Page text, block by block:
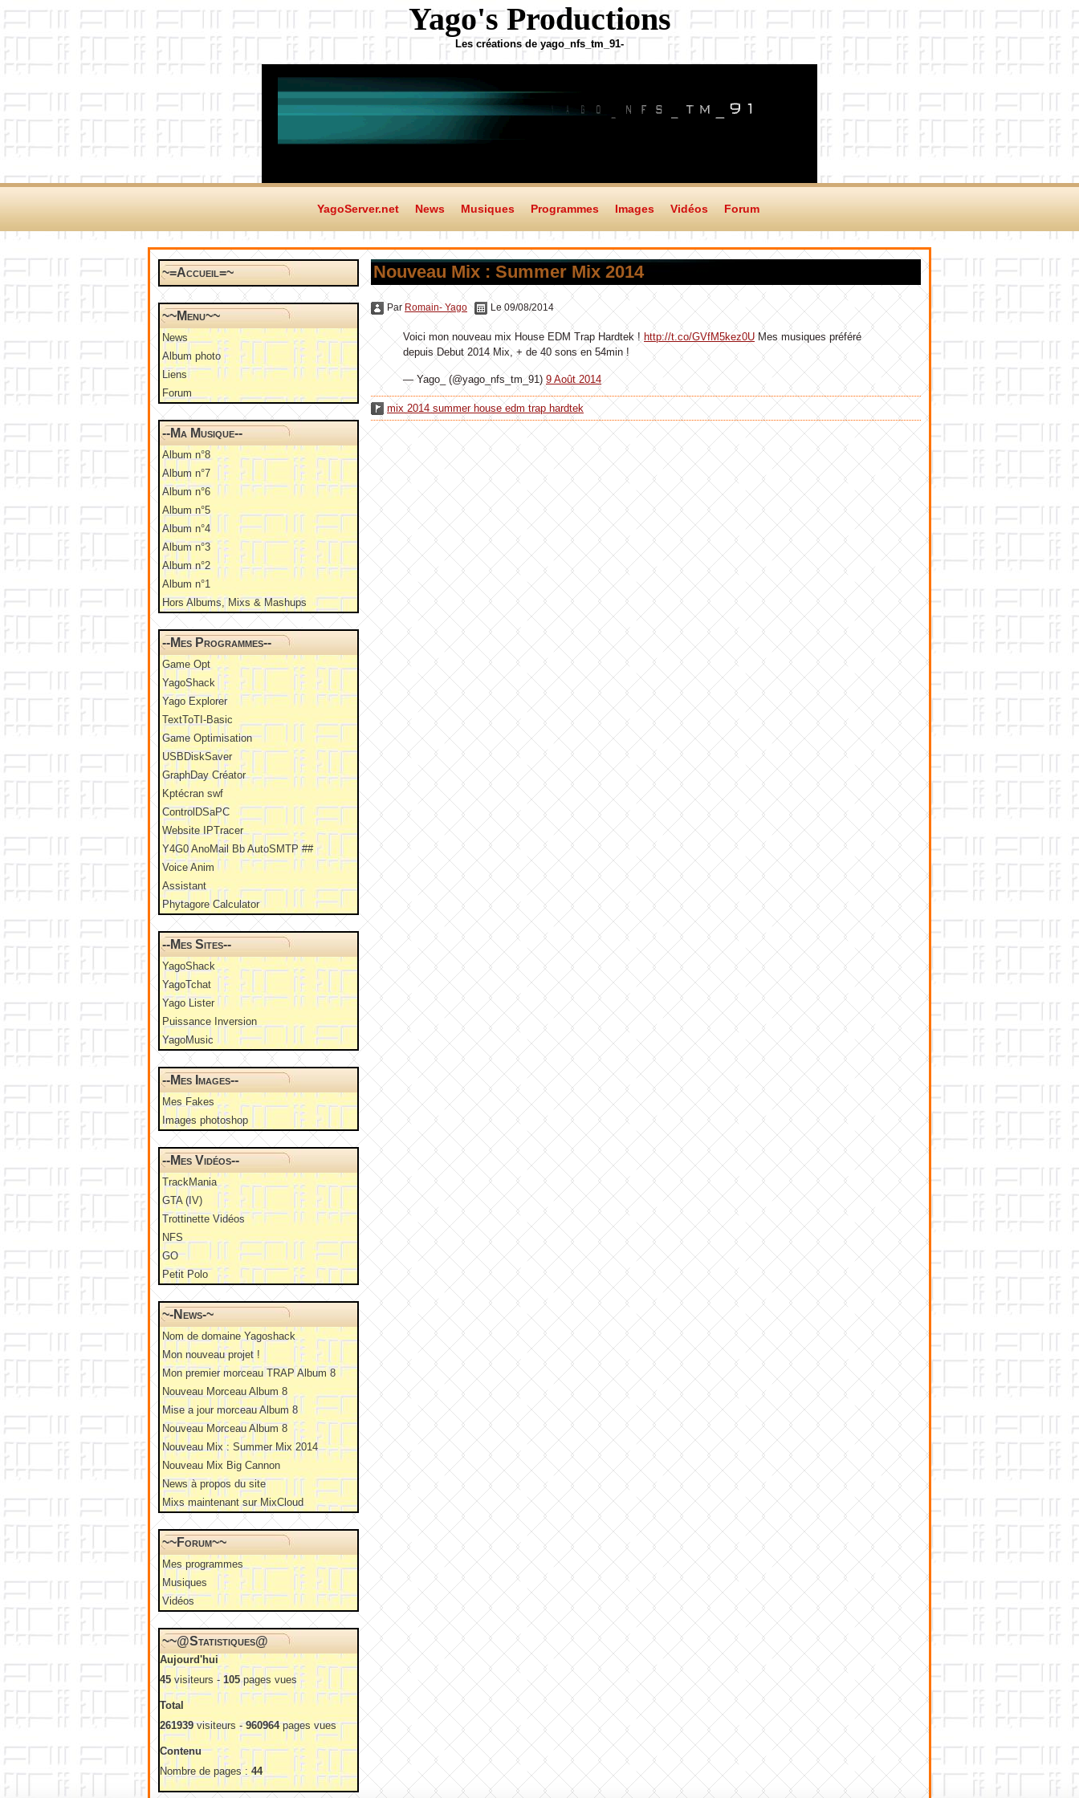
Yago's Productions
Les créations de yago_nfs_tm_91-
YagoServer.net News Musiques Programmes Images Vidéos Forum
~=Accueil=~
~~Menu~~
News
Album photo
Liens
Forum
--Ma Musique--
Album n°8
Album n°7
Album n°6
Album n°5
Album n°4
Album n°3
Album n°2
Album n°1
Hors Albums, Mixs & Mashups
--Mes Programmes--
Game Opt
YagoShack
Yago Explorer
TextToTI-Basic
Game Optimisation
USBDiskSaver
GraphDay Créator
Kptécran swf
ControlDSaPC
Website IPTracer
Y4G0 AnoMail Bb AutoSMTP ##
Voice Anim
Assistant
Phytagore Calculator
--Mes Sites--
YagoShack
YagoTchat
Yago Lister
Puissance Inversion
YagoMusic
--Mes Images--
Mes Fakes
Images photoshop
--Mes Vidéos--
TrackMania
GTA (IV)
Trottinette Vidéos
NFS
GO
Petit Polo
~-News-~
Nom de domaine Yagoshack
Mon nouveau projet !
Mon premier morceau TRAP Album 8
Nouveau Morceau Album 8
Mise a jour morceau Album 8
Nouveau Morceau Album 8
Nouveau Mix : Summer Mix 2014
Nouveau Mix Big Cannon
News à propos du site
Mixs maintenant sur MixCloud
~~Forum~~
Mes programmes
Musiques
Vidéos
~~@Statistiques@
Aujourd'hui
45 visiteurs - 105pages vues
Total
261939visiteurs -960964pages vues
Contenu
Nombre de pages :44
Nouveau Mix : Summer Mix 2014
ParRomain- Yago Le 09/08/2014
Voici mon nouveau mix House EDM Trap Hardtek !http://t.co/GVfM5kez0UMes musiques préféré
depuis Debut 2014 Mix, + de 40 sons en 54min !
— Yago_ (@yago_nfs_tm_91) 9 Août 2014
mix 2014 summer house edm trap hardtek